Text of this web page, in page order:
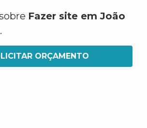
Fazer site em João
.
ORÇAMENTO